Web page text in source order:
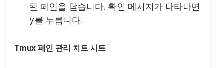
된 페인을 닫습니다. 확인 메시지가 나타나면
y를 누릅니다.
Tmux 페인 관리 치트 시트